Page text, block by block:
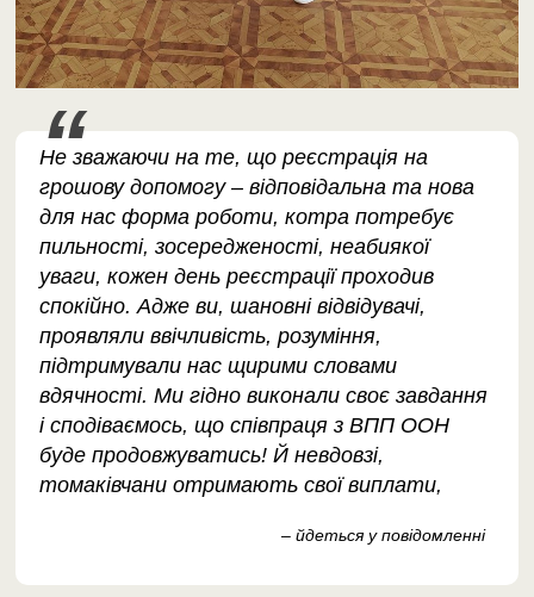
Не зважаючи на те, що реєстрація на
грошову допомогу – відповідальна та нова
для нас форма роботи, котра потребує
пильності, зосередженості, неабиякої
уваги, кожен день реєстрації проходив
спокійно. Адже ви, шановні відвідувачі,
проявляли ввічливість, розуміння,
підтримували нас щирими словами
вдячності. Ми гідно виконали своє завдання
і сподіваємось, що співпраця з ВПП ООН
буде продовжуватись! Й невдовзі,
томаківчани отримають свої виплати,
– йдеться у повідомленні